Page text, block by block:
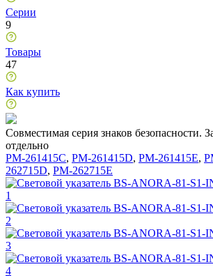
Серии
9
Товары
47
Как купить
Совместимая серия знаков безопасности.
отдельно
PM-261415C, PM-261415D, PM-261415E,
262715D, PM-262715E